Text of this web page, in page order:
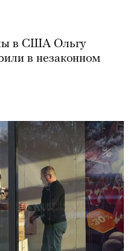
в США Ольгу
в незаконном